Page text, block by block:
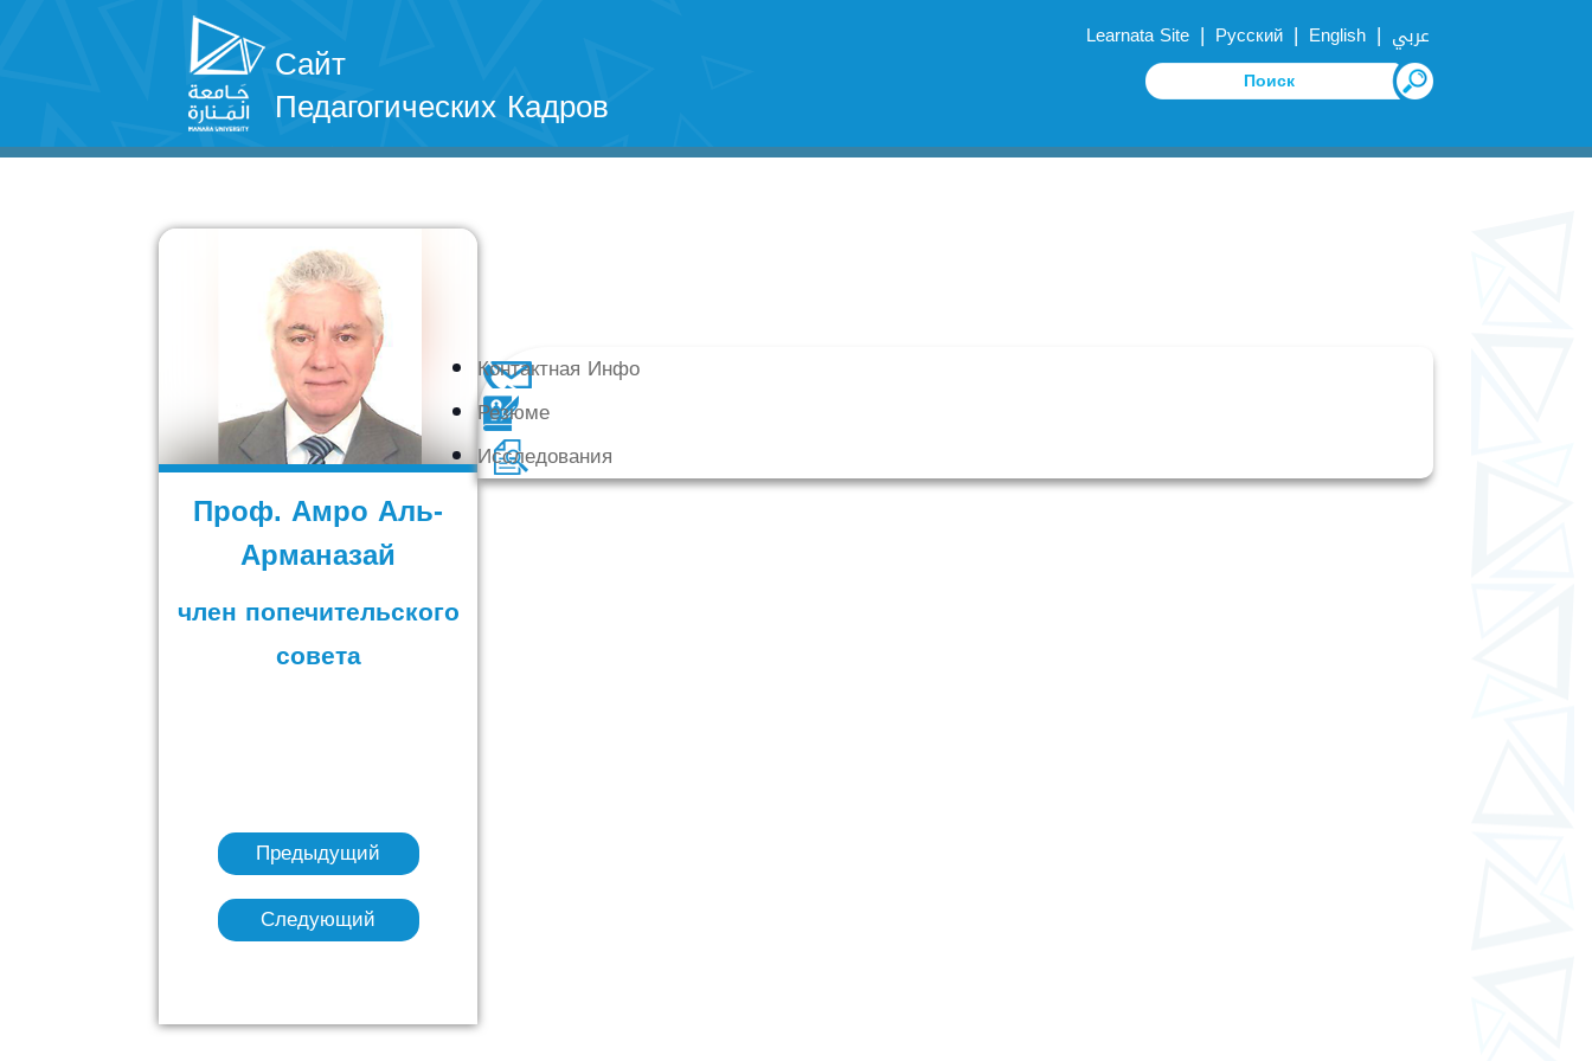
Сайт
Педагогических Кадров
Learnata Site | Русский | English | عربي
Проф. Амро Аль-
Арманазай
член попечительского
совета
Предыдущий
Следующий
Контактная Инфо
Резюме
Исследования